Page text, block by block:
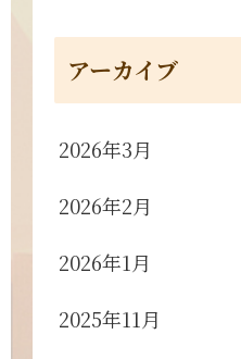
アーカイブ
2026年3月
2026年2月
2026年1月
2025年11月